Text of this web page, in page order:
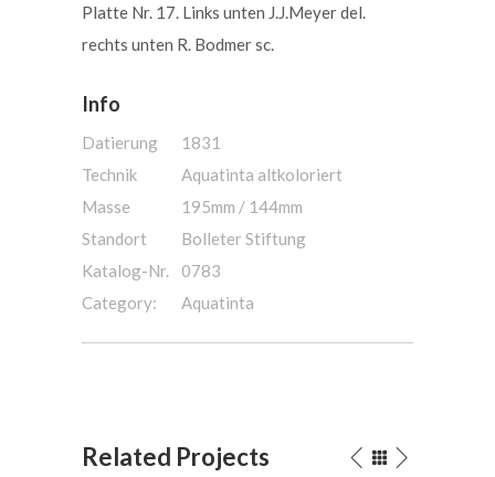
Platte Nr. 17. Links unten J.J.Meyer del.
rechts unten R. Bodmer sc.
Info
Datierung
1831
Technik
Aquatinta altkoloriert
Masse
195mm / 144mm
Standort
Bolleter Stiftung
Katalog-Nr.
0783
Category:
Aquatinta
Related Projects